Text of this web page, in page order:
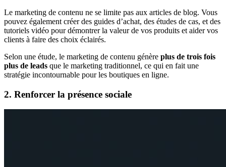
Le marketing de contenu ne se limite pas aux articles de blog. Vous
pouvez également créer des guides d’achat, des études de cas, et des
tutoriels vidéo pour démontrer la valeur de vos produits et aider vos
clients à faire des choix éclairés.
Selon une étude, le marketing de contenu génère plus de trois fois
plus de leads que le marketing traditionnel, ce qui en fait une
stratégie incontournable pour les boutiques en ligne.
2. Renforcer la présence sociale